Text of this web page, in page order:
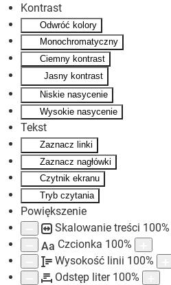
Kontrast
Odwróć kolory
Monochromatyczny
Ciemny kontrast
Jasny kontrast
Niskie nasycenie
Wysokie nasycenie
Tekst
Zaznacz linki
Zaznacz nagłówki
Czytnik ekranu
Tryb czytania
Powiększenie
Skalowanie treści 100%
Aa Czcionka 100%
Wysokość linii 100%
Odstęp liter 100%
Skip to main content